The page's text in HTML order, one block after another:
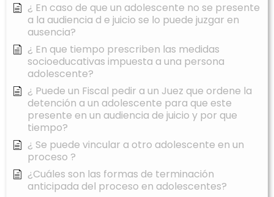
¿ En caso de que un adolescente no se presente
a la audiencia d e juicio se lo puede juzgar en
ausencia?
¿ En que tiempo prescriben las medidas
socioeducativas impuesta a una persona
adolescente?
¿ Puede un Fiscal pedir a un Juez que ordene la
detención a un adolescente para que este
presente en un audiencia de juicio y por que
tiempo?
¿ Se puede vincular a otro adolescente en un
proceso ?
¿Cuáles son las formas de terminación
anticipada del proceso en adolescentes?